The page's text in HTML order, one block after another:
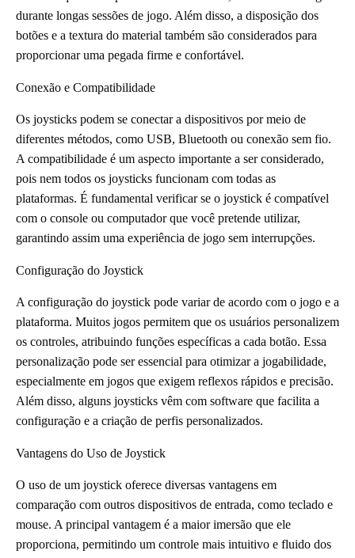
durante longas sessões de jogo. Além disso, a disposição dos
botões e a textura do material também são considerados para
proporcionar uma pegada firme e confortável.
Conexão e Compatibilidade
Os joysticks podem se conectar a dispositivos por meio de
diferentes métodos, como USB, Bluetooth ou conexão sem fio.
A compatibilidade é um aspecto importante a ser considerado,
pois nem todos os joysticks funcionam com todas as
plataformas. É fundamental verificar se o joystick é compatível
com o console ou computador que você pretende utilizar,
garantindo assim uma experiência de jogo sem interrupções.
Configuração do Joystick
A configuração do joystick pode variar de acordo com o jogo e a
plataforma. Muitos jogos permitem que os usuários personalizem
os controles, atribuindo funções específicas a cada botão. Essa
personalização pode ser essencial para otimizar a jogabilidade,
especialmente em jogos que exigem reflexos rápidos e precisão.
Além disso, alguns joysticks vêm com software que facilita a
configuração e a criação de perfis personalizados.
Vantagens do Uso de Joystick
O uso de um joystick oferece diversas vantagens em
comparação com outros dispositivos de entrada, como teclado e
mouse. A principal vantagem é a maior imersão que ele
proporciona, permitindo um controle mais intuitivo e fluido dos